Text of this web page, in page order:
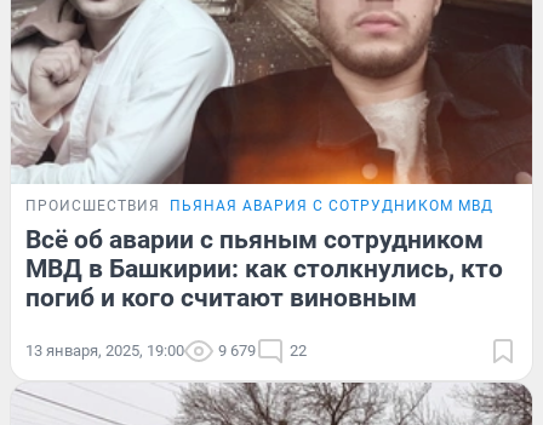
ПРОИСШЕСТВИЯ ПЬЯНАЯ АВАРИЯ С СОТРУДНИКОМ МВД
Всё об аварии с пьяным сотрудником
МВД в Башкирии: как столкнулись, кто
погиб и кого считают виновным
13 января, 2025, 19:00 9 679 22